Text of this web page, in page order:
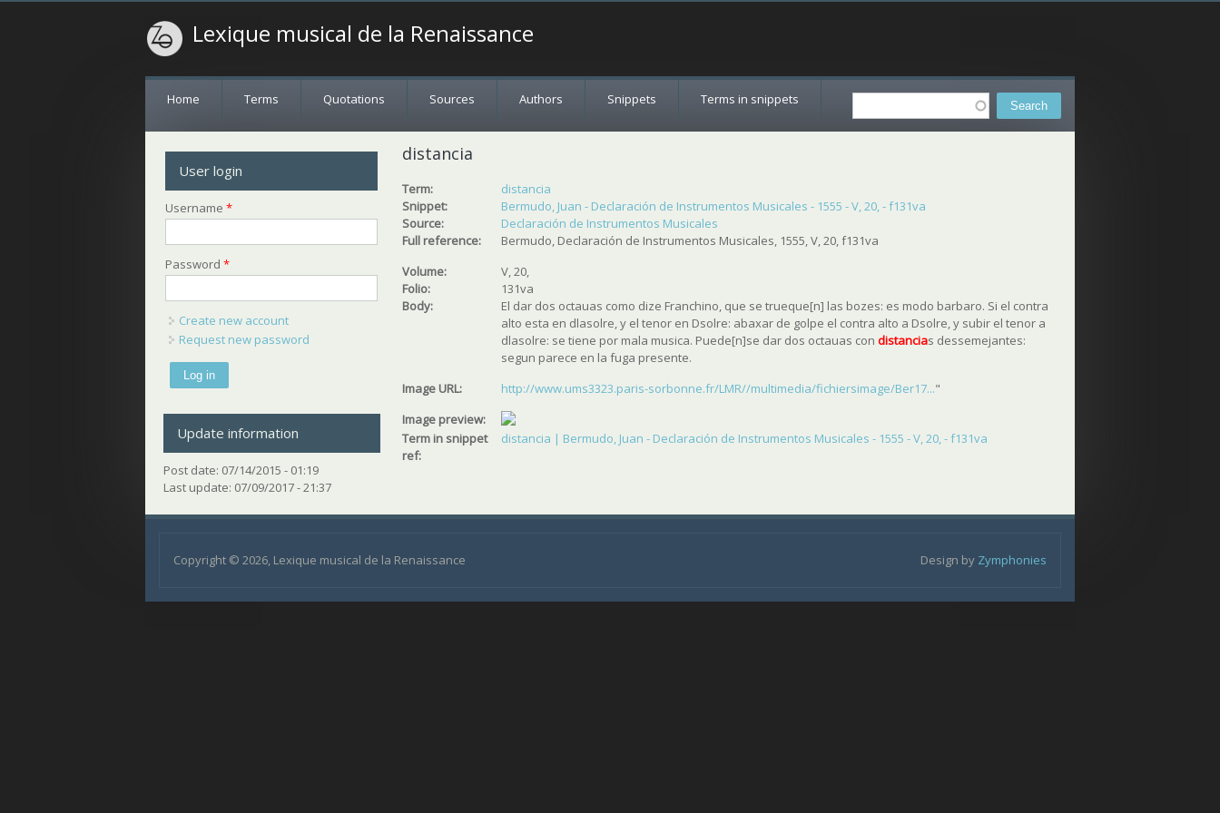
Lexique musical de la Renaissance
Search
Home Terms Quotations Sources Authors Snippets Terms in snippets
distancia
Term:
distancia
Snippet:
Bermudo, Juan - Declaración de Instrumentos Musicales - 1555 - V, 20, - f131va
Source:
Declaración de Instrumentos Musicales
Full reference:
Bermudo, Declaración de Instrumentos Musicales, 1555, V, 20, f131va
Volume:
V, 20,
Folio:
131va
Body:
El dar dos octauas como dize Franchino, que se trueque[n] las bozes: es modo barbaro. Si el contra
alto esta en dlasolre, y el tenor en Dsolre: abaxar de golpe el contra alto a Dsolre, y subir el tenor a
dlasolre: se tiene por mala musica. Puede[n]se dar dos octauas condistancias dessemejantes:
segun parece en la fuga presente.
Image URL:
http://www.ums3323.paris-sorbonne.fr/LMR//multimedia/fichiersimage/Ber17..."
Image preview:
Term in snippet
ref:
distancia | Bermudo, Juan - Declaración de Instrumentos Musicales - 1555 - V, 20, - f131va
User login
Username*
Password*
Create new account
Request new password
Update information
Post date: 07/14/2015 - 01:19
Last update: 07/09/2017 - 21:37
Copyright © 2026, Lexique musical de la Renaissance Design by Zymphonies